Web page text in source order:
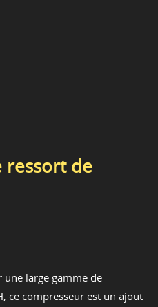
ressort de
large gamme de
ce compresseur est un ajout